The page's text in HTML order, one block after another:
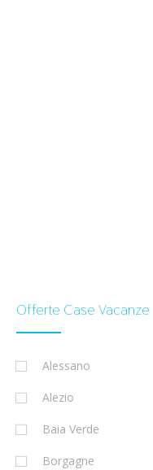
Offerte Case Vacanze
Alessano
Alezio
Baia Verde
Borgagne